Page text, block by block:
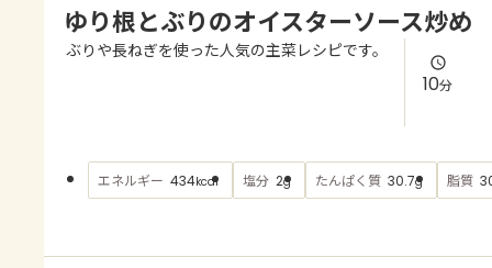
よくあるお問い合わせ
AJINOMOTO PARK とは
ゆり根とぶりのオイスターソース炒め
ぶりや長ねぎを使った人気の主菜レシピです。
10分
エネルギー 434kcal 塩分 2g たんぱく質 30.7g 脂質